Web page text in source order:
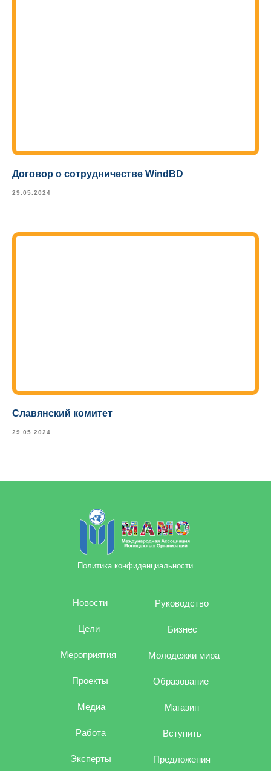
Договор о сотрудничестве WindBD
29.05.2024
Славянский комитет
29.05.2024
Политика конфиденциальности
Руководство
Бизнес
Образование
Молодежки мира
Новости
Проекты
Цели
Мероприятия
Вступить
Магазин
Предложения
Медиа
Работа
Эксперты